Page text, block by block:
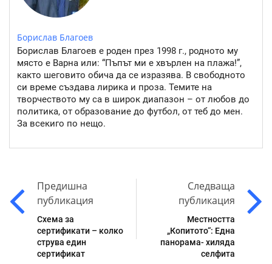
Борислав Благоев
Борислав Благоев е роден през 1998 г., родното му
място е Варна или: “Пъпът ми е хвърлен на плажа!”,
както шеговито обича да се изразява. В свободното
си време създава лирика и проза. Темите на
творчеството му са в широк диапазон – от любов до
политика, от образование до футбол, от теб до мен.
За всекиго по нещо.
Предишна
публикация
Схема за
сертификати – колко
струва един
сертификат
Следваща
публикация
Местността
„Копитото“: Една
панорама- хиляда
селфита